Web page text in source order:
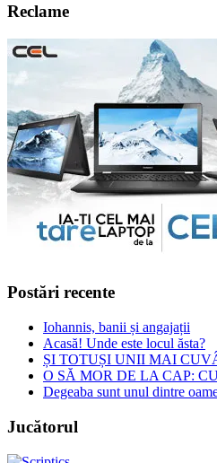
Reclame
Postări recente
Iohannis, banii și angajații
Acasă! Unde este locul ăsta?
ȘI TOTUȘI UNII MAI
O SĂ MOR DE LA CAP:
Degeaba sunt unul dintre
Jucătorul